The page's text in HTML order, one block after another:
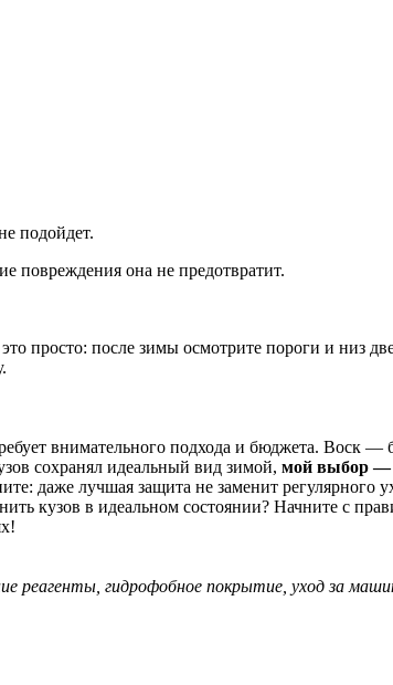
подойдет.
повреждения она не предотвратит.
просто: после зимы осмотрите пороги и низ
внимательного подхода и бюджета. Воск
сохранял идеальный вид зимой, мой выбор —
даже лучшая защита не заменит регулярного
кузов в идеальном состоянии? Начните с
реагенты, гидрофобное покрытие, уход за